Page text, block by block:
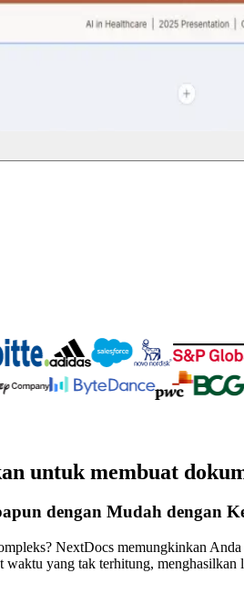
untuk membuat
dengan Mudah dengan
NextDocs memungkinkan
waktu yang tak terhitung, menghasilkan